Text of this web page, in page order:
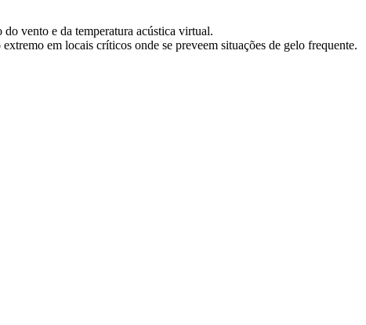
vento e da temperatura acústica virtual.
em locais críticos onde se preveem situações de gelo frequente.